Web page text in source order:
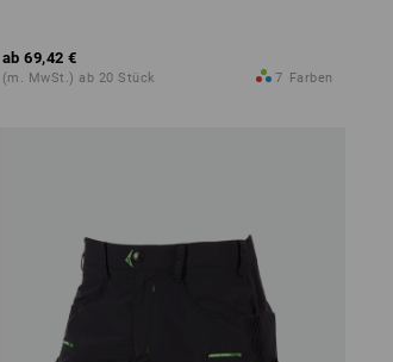
ab 69,42 €
(m. MwSt.) ab 20 Stück 7 Farben